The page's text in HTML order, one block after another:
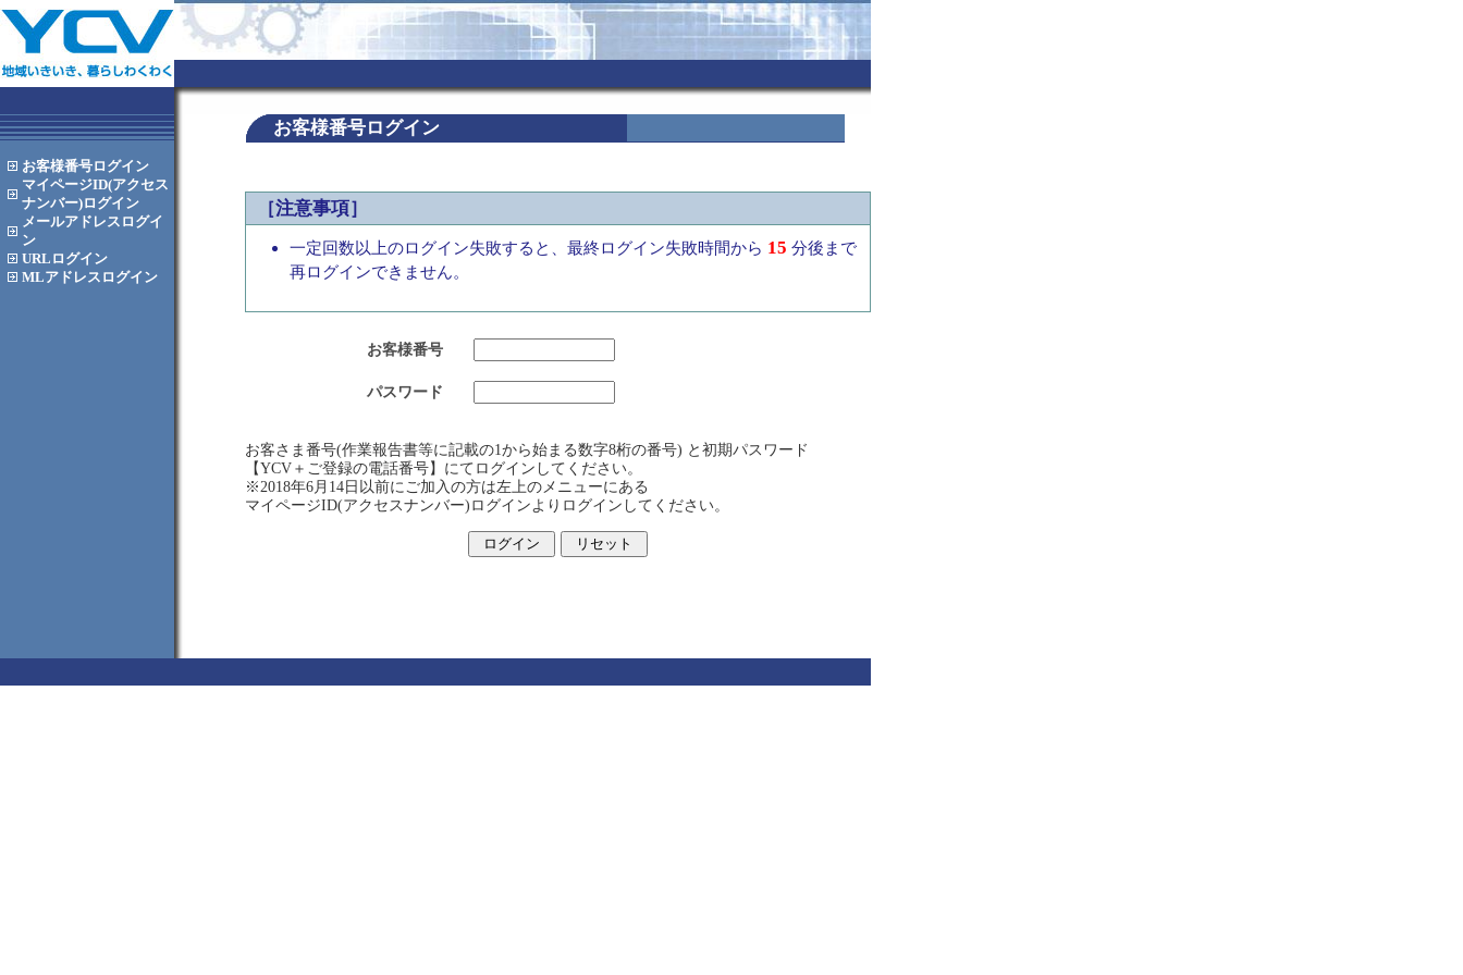
お客様番号ログイン
マイページID(アクセス
ナンバー)ログイン
メールアドレス ログイ
ン
URL ログイン
MLアドレス ログイン
お客様番号ログイン
［注意事項］
一定回数以上のログイン失敗すると、最終ログイン失敗時間から 15 分後まで
再ログインできません。
お客様番号
パスワード
お客さま番号(作業報告書等に記載の1から始まる数字8桁の番号) と初期パスワード
【YCV＋ご登録の電話番号】にてログインしてください。
※2018年6月14日以前にご加入の方は左上のメニューにある
マイページID(アクセスナンバー)ログインよりログインしてください。